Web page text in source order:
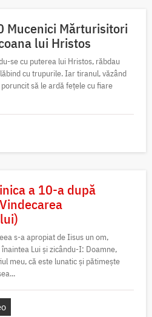
Mucenici Mărturisitori
lui Hristos
se cu puterea lui Hristos, răbdau
cu trupurile. Iar tiranul, văzând
să le ardă fețele cu fiare
a 10-a după
s-a apropiat de Iisus un om,
Lui și zicându-I: Doamne,
meu, că este lunatic și pătimește